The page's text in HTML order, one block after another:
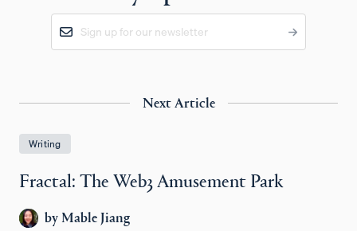
Next Article
Writing
Fractal: The Web3 Amusement Park
byMable Jiang